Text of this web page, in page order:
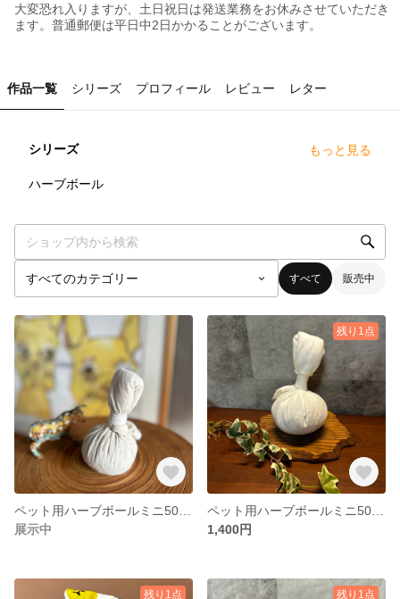
大変恐れ入りますが、土日祝日は発送業務をお休みさせていただき
ます。普通郵便は平日中2日かかることがございます。
作品一覧 シリーズ プロフィール レビュー レター
シリーズ もっと見る
ハーブボール
すべて 販売中
展示中
残り1点
1,400円
残り1点 残り1点